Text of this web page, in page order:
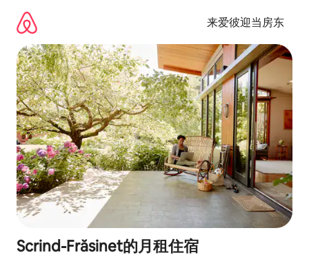
来爱彼迎当房东
Scrind-Frăsinet的月租住宿